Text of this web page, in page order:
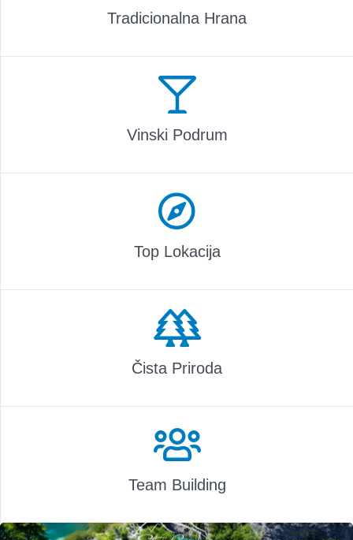
Tradicionalna Hrana
Vinski Podrum
Top Lokacija
Čista Priroda
Team Building